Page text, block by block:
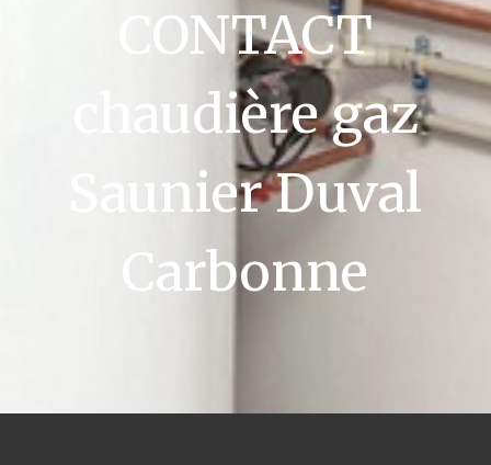
CONTACT
chaudière gaz
Saunier Duval
Carbonne